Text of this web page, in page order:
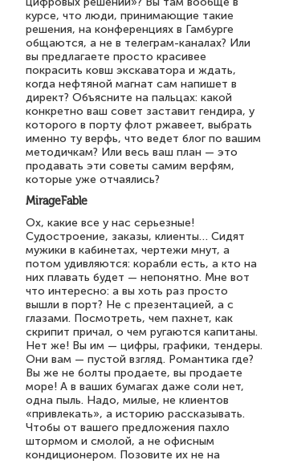
курсе, что люди, принимающие такие
решения, на конференциях в Гамбурге
общаются, а не в телеграм-каналах? Или
вы предлагаете просто красивее
покрасить ковш экскаватора и ждать,
когда нефтяной магнат сам напишет в
директ? Объясните на пальцах: какой
конкретно ваш совет заставит гендира, у
которого в порту флот ржавеет, выбрать
именно ту верфь, что ведет блог по вашим
методичкам? Или весь ваш план — это
продавать эти советы самим верфям,
которые уже отчаялись?
MirageFable
Ох, какие все у нас серьезные!
Судостроение, заказы, клиенты… Сидят
мужики в кабинетах, чертежи мнут, а
потом удивляются: корабли есть, а кто на
них плавать будет — непонятно. Мне вот
что интересно: а вы хоть раз просто
вышли в порт? Не с презентацией, а с
глазами. Посмотреть, чем пахнет, как
скрипит причал, о чем ругаются капитаны.
Нет же! Вы им — цифры, графики, тендеры.
Они вам — пустой взгляд. Романтика где?
Вы же не болты продаете, вы продаете
море! А в ваших бумагах даже соли нет,
одна пыль. Надо, милые, не клиентов
«привлекать», а историю рассказывать.
Чтобы от вашего предложения пахло
штормом и смолой, а не офисным
кондиционером. Позовите их не на